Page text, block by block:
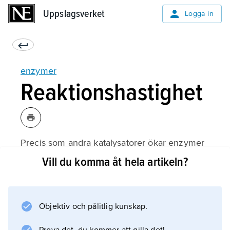
Uppslagsverket Logga in
enzymer
Reaktionshastighet
Precis som andra katalysatorer ökar enzymer
reaktionshastigheten, men de kan inte
kan ha ett omsättningstal (engelska
turnover number
Vill du komma åt hela artikeln?
Objektiv och pålitlig kunskap.